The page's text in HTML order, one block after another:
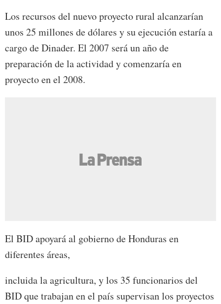
Los recursos del nuevo proyecto rural alcanzarían
unos 25 millones de dólares y su ejecución estaría a
cargo de Dinader. El 2007 será un año de
preparación de la actividad y comenzaría en
proyecto en el 2008.
El BID apoyará al gobierno de Honduras en
diferentes áreas,
incluida la agricultura, y los 35 funcionarios del
BID que trabajan en el país supervisan los proyectos